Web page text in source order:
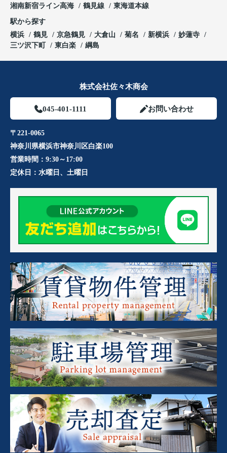
湘南新宿ライン高海
鶴見線 東海道本線
駅から探す
横浜
鶴見 京急鶴見 大倉山 菊名 新横浜
妙蓮寺
三ツ沢下町
東白楽 綱島
株式会社佐々木商会
045-401-1111 お問い合わせ
〒221-0065
神奈川県横浜市神奈川区白楽100
営業時間： 9:30～17:00
定休日： 水曜日、土曜日